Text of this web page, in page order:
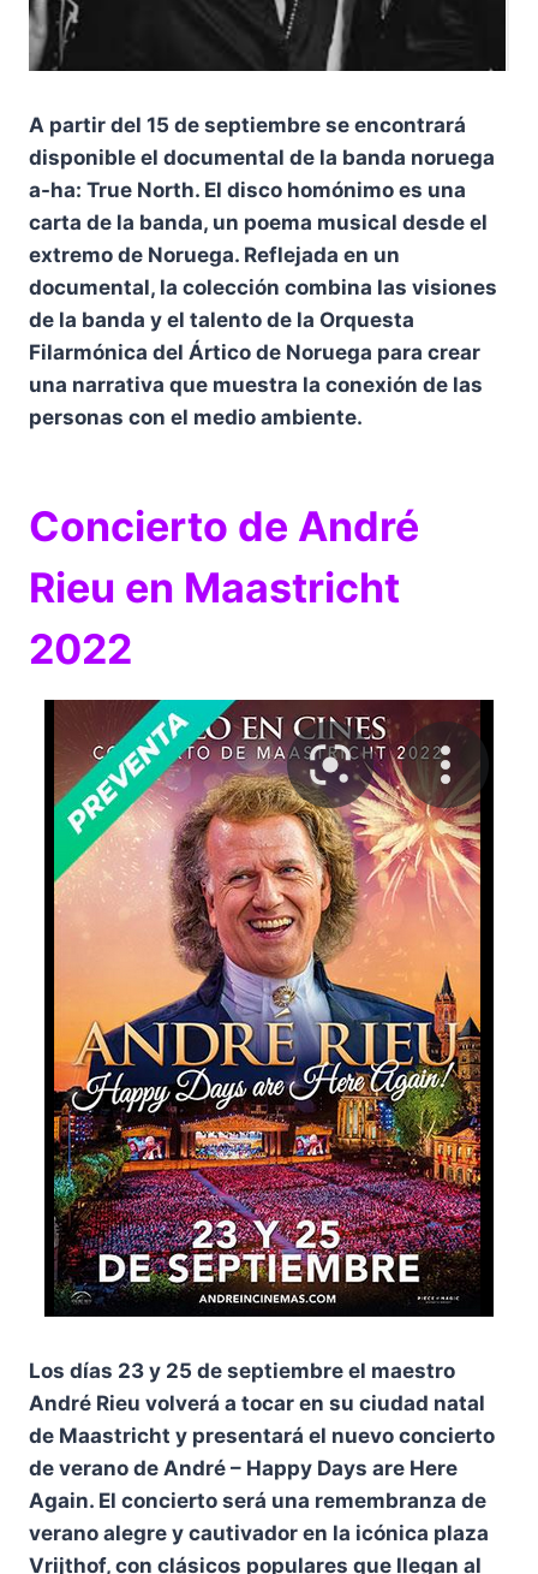
A partir del 15 de septiembre se encontrará
disponible el documental de la banda noruega
a-ha: True North. El disco homónimo es una
carta de la banda, un poema musical desde el
extremo de Noruega. Reflejada en un
documental, la colección combina las visiones
de la banda y el talento de la Orquesta
Filarmónica del Ártico de Noruega para crear
una narrativa que muestra la conexión de las
personas con el medio ambiente.
Concierto de André
Rieu en Maastricht
2022
Los días 23 y 25 de septiembre el maestro
André Rieu volverá a tocar en su ciudad natal
de Maastricht y presentará el nuevo concierto
de verano de André – Happy Days are Here
Again. El concierto será una remembranza de
verano alegre y cautivador en la icónica plaza
Vrijthof, con clásicos populares que llegan al